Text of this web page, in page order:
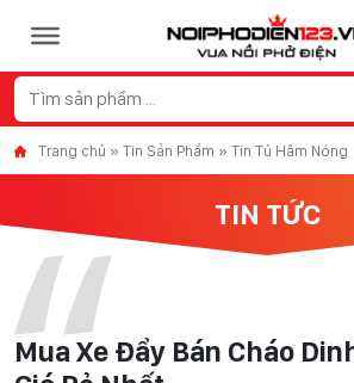
Trang chủ » Tin Sản Phẩm » Tin Tủ Hâm Nóng
TIN TỨC
Mua Xe Đẩy Bán Cháo